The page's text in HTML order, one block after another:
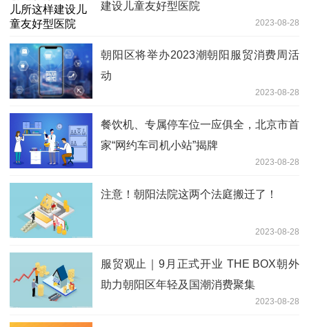
建设儿童友好型医院
2023-08-28
朝阳区将举办2023潮朝阳服贸消费周活
动
2023-08-28
餐饮机、专属停车位一应俱全，北京市首
家“网约车司机小站”揭牌
2023-08-28
注意！朝阳法院这两个法庭搬迁了！
2023-08-28
服贸观止｜9月正式开业 THE BOX朝外
助力朝阳区年轻及国潮消费聚集
2023-08-28